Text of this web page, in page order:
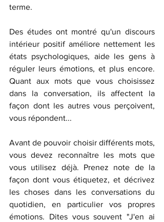
terme.
Des études ont montré qu'un discours
intérieur positif améliore nettement les
états psychologiques, aide les gens à
réguler leurs émotions, et plus encore.
Quant aux mots que vous choisissez
dans la conversation, ils affectent la
façon dont les autres vous perçoivent,
vous répondent...
Avant de pouvoir choisir différents mots,
vous devez reconnaître les mots que
vous utilisez déjà. Prenez note de la
façon dont vous étiquetez, et décrivez
les choses dans les conversations du
quotidien, en particulier vos propres
émotions. Dites vous souvent "J'en ai